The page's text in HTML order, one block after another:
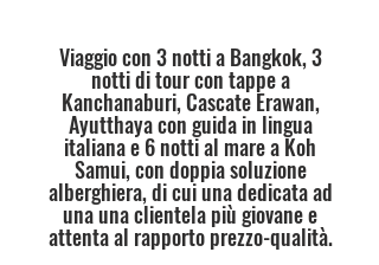
Viaggio con 3 notti a Bangkok, 3
notti di tour con tappe a
Kanchanaburi, Cascate Erawan,
Ayutthaya con guida in lingua
italiana e 6 notti al mare a Koh
Samui, con doppia soluzione
alberghiera, di cui una dedicata ad
una una clientela più giovane e
attenta al rapporto prezzo-qualità.